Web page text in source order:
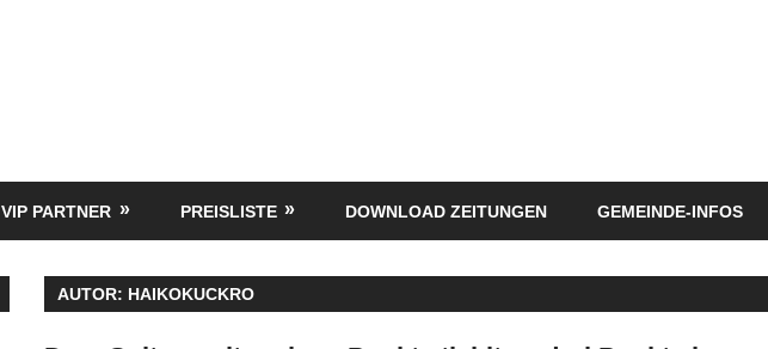
VIP PARTNER PREISLISTE DOWNLOAD ZEITUNGEN GEMEINDE-INFOS
AUTOR: HAIKOKUCKRO